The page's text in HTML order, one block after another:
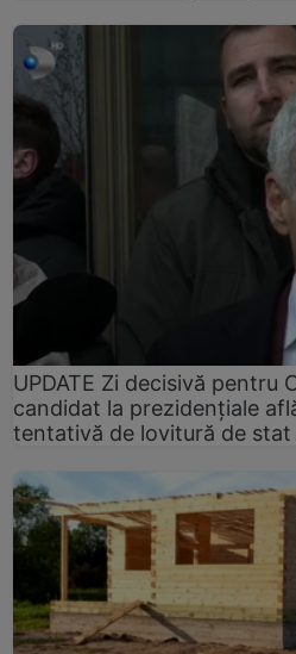
UPDATE Zi decisivă pentru
candidat la prezidențiale
tentativă de lovitură de stat